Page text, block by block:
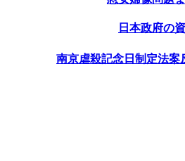
日本政府の
南京虐殺記念日制定法案